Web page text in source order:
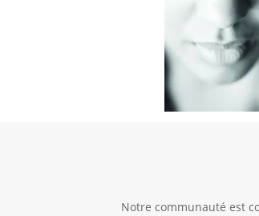
Notre communauté est